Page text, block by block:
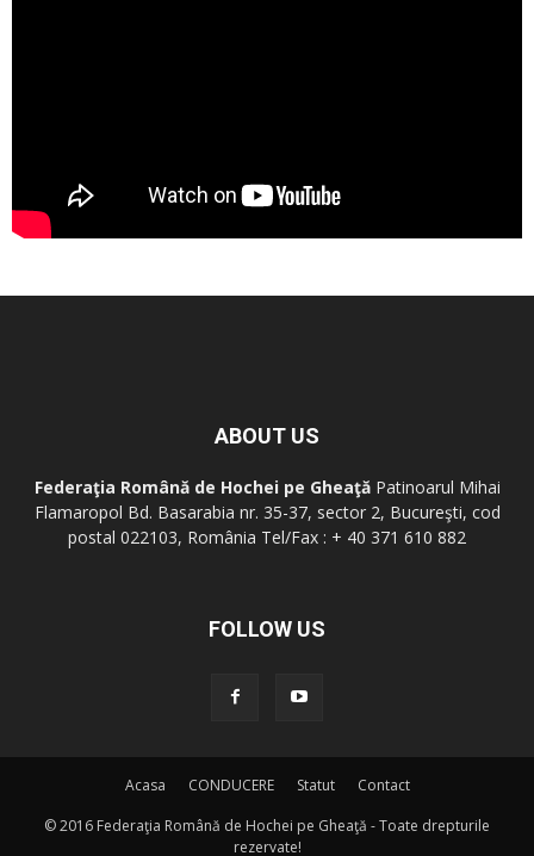
ABOUT US
Federaţia Română de Hochei pe GheaţăPatinoarul Mihai
Flamaropol Bd. Basarabia nr. 35-37, sector 2, Bucureşti, cod
postal 022103, România Tel/Fax : + 40 371 610 882
FOLLOW US
Acasa CONDUCERE Statut
Contact
© 2016 Federaţia Română de Hochei pe Gheaţă - Toate drepturile
rezervate!